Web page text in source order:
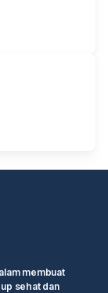
membuat
sehat dan